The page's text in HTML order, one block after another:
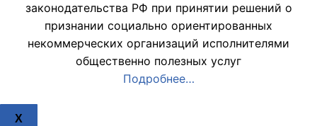
законодательства РФ при принятии решений о
признании социально ориентированных
некоммерческих организаций исполнителями
общественно полезных услуг
Подробнее…
X